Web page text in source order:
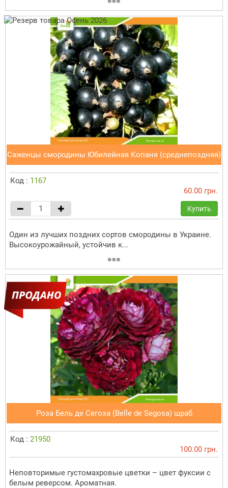
Саженцы смородины Юбилейная Копаня (среднепоздняя)
Код : 1167
60.00 грн.
Купить
Один из лучших поздних сортов смородины в Украине.
Высокоурожайный, устойчив к...
Роза Бель де Сегоза (Belle de Segosa) шраб
Код : 21950
100.00 грн.
Неповторимые густомахровые цветки – цвет фуксии с
белым реверсом. Ароматная.